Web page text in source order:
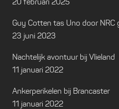
Guy Cotten tas Uno door
23 juni 2023
Nachtelijk avontuur bij Vlieland
11 januari 2022
Ankerperikelen bij Brancaster
11 januari 2022